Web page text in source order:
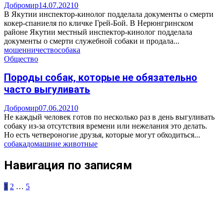
Добромир14.07.20210
В Якутии инспектор-кинолог подделала документы о смерти
кокер-спаниеля по кличке Грей-Бой. В Нерюнгринском
районе Якутии местный инспектор-кинолог подделала
документы о смерти служебной собаки и продала...
мошенничествособака
Общество
Породы собак, которые не обязательно
часто выгуливать
Добромир07.06.20210
Не каждый человек готов по несколько раз в день выгуливать
собаку из-за отсутствия времени или нежелания это делать.
Но есть четвероногие друзья, которые могут обходиться...
собакадомашние животные
Навигация по записям
1 2 … 5